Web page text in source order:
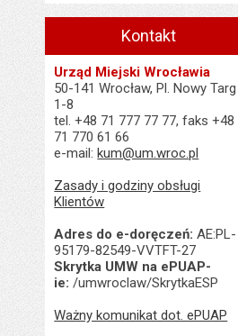
Kontakt
Urząd Miejski Wrocławia
50-141 Wrocław, Pl. Nowy Targ
1-8
tel. +48 71 777 77 77, faks +48
71 770 61 66
e-mail:kum@um.wroc.pl
Zasady i godziny obsługi
Klientów
Adres do e-doręczeń: AE:PL-
95179-82549-VVTFT-27
Skrytka UMW na ePUAP-
ie: /umwroclaw/SkrytkaESP
Ważny komunikat dot. ePUAP